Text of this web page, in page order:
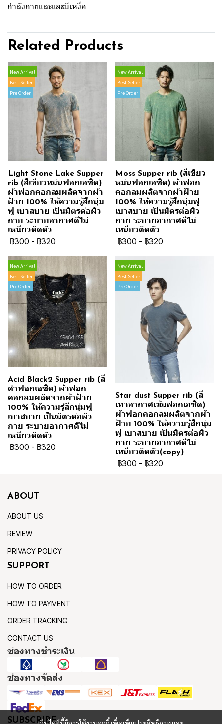
กำลังกายและและมีเหงื่อ
Related Products
New Arrival
Best Seller
Pre Order
Light Stone Lake Supper
rib (สีเขียวหม่นฟอกเอซิด)
ผ้าฟอกคอกลมผลิตจากผ้า
ฝ้าย 100% ให้ความรู้สึกนุ่ม
ฟู เบาสบาย เป็นมิตรต่อผิว
กาย ระบายอากาศดีไม่
เหนียวติดตัว
฿300 - ฿320
New Arrival
Best Seller
Pre Order
Moss Supper rib (สีเขียว
หม่นฟอกเอซิด) ผ้าฟอก
คอกลมผลิตจากผ้าฝ้าย
100% ให้ความรู้สึกนุ่มฟู
เบาสบาย เป็นมิตรต่อผิว
กาย ระบายอากาศดีไม่
เหนียวติดตัว
฿300 - ฿320
New Arrival
Best Seller
Pre Order
Acid Black2 Supper rib (สี
ดำฟอกเอซิด) ผ้าฟอก
คอกลมผลิตจากผ้าฝ้าย
100% ให้ความรู้สึกนุ่มฟู
เบาสบาย เป็นมิตรต่อผิว
กาย ระบายอากาศดีไม่
เหนียวติดตัว
฿300 - ฿320
New Arrival
Best Seller
Pre Order
Star dust Supper rib (สี
เทาอากาศเข้มฟอกเอซิด)
ผ้าฟอกคอกลมผลิตจากผ้า
ฝ้าย 100% ให้ความรู้สึกนุ่ม
ฟู เบาสบาย เป็นมิตรต่อผิว
กาย ระบายอากาศดีไม่
เหนียวติดตัว(copy)
฿300 - ฿320
ABOUT
ABOUT US
REVIEW
PRIVACY POLICY
SUPPORT
HOW TO ORDER
HOW TO PAYMENT
ORDER TRACKING
CONTACT US
ช่องทางชำระเงิน
ช่องทางจัดส่ง
SUBSCRIBE